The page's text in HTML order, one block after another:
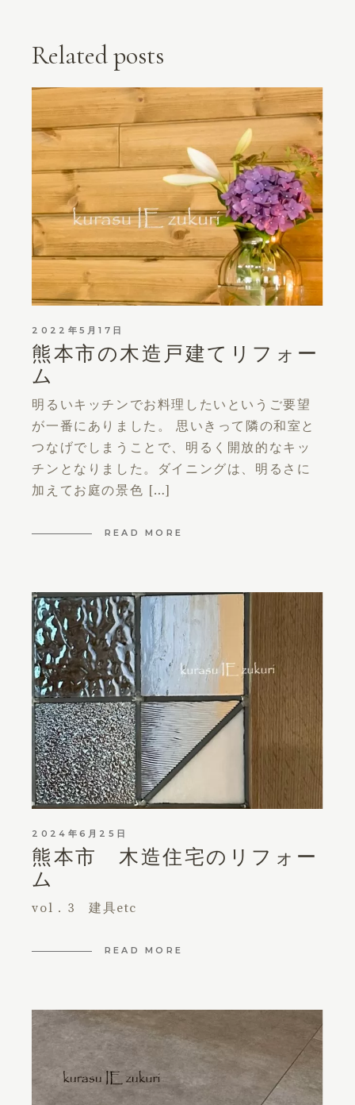
Related posts
2022年5月17日
熊本市の木造戸建てリフォー
ム
明るいキッチンでお料理したいというご要望
が一番にありました。 思いきって隣の和室と
つなげでしまうことで、明るく開放的なキッ
チンとなりました。ダイニングは、明るさに
加えてお庭の景色 […]
READ MORE
2024年6月25日
熊本市 木造住宅のリフォー
ム
vol．3 建具etc
READ MORE